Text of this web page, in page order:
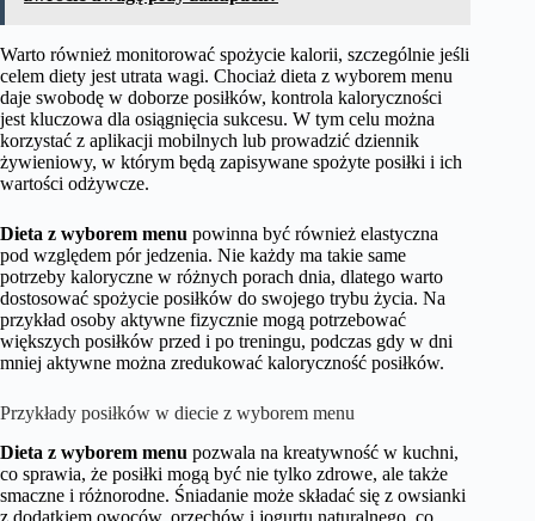
Warto również monitorować spożycie kalorii, szczególnie jeśli
celem diety jest utrata wagi. Chociaż dieta z wyborem menu
daje swobodę w doborze posiłków, kontrola kaloryczności
jest kluczowa dla osiągnięcia sukcesu. W tym celu można
korzystać z aplikacji mobilnych lub prowadzić dziennik
żywieniowy, w którym będą zapisywane spożyte posiłki i ich
wartości odżywcze.
Dieta z wyborem menu powinna być również elastyczna
pod względem pór jedzenia. Nie każdy ma takie same
potrzeby kaloryczne w różnych porach dnia, dlatego warto
dostosować spożycie posiłków do swojego trybu życia. Na
przykład osoby aktywne fizycznie mogą potrzebować
większych posiłków przed i po treningu, podczas gdy w dni
mniej aktywne można zredukować kaloryczność posiłków.
Przykłady posiłków w diecie z wyborem menu
Dieta z wyborem menu pozwala na kreatywność w kuchni,
co sprawia, że posiłki mogą być nie tylko zdrowe, ale także
smaczne i różnorodne. Śniadanie może składać się z owsianki
z dodatkiem owoców, orzechów i jogurtu naturalnego, co